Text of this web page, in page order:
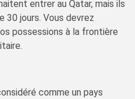
entrer au Qatar, mais ils
30 jours. Vous devrez
possessions à la frontière
comme un pays